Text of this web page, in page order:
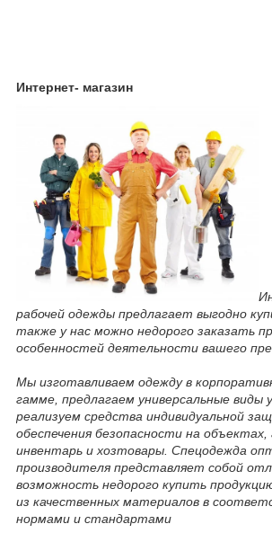
Интернет- магазин
рабочей одежды предлагает выгодно
также у нас можно недорого заказать
особенностей деятельности вашего
Мы изготавливаем одежду в
гамме, предлагаем универсальные виды
реализуем средства индивидуальной
обеспечения безопасности на
инвентарь и хозтовары. Спецодежда
производителя представляет собой
возможность недорого купить
из качественных материалов в
нормами и стандартами